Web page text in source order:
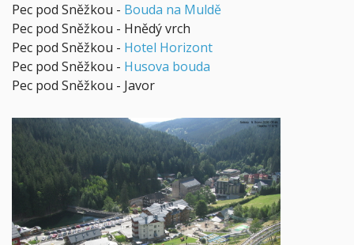
Pec pod Sněžkou - Bouda na Muldě
Pec pod Sněžkou - Hnědý vrch
Pec pod Sněžkou - Hotel Horizont
Pec pod Sněžkou - Husova bouda
Pec pod Sněžkou - Javor